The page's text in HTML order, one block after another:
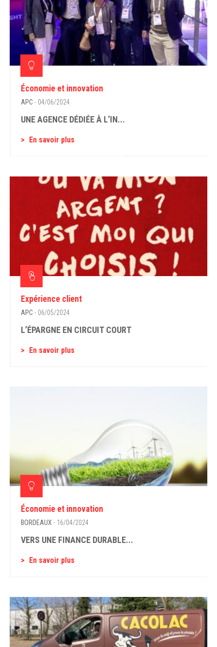
Économie et innovation
APC - 04/06/2024
UNE AGENCE DÉDIÉE À L’IN...
En savoir plus
Expérience client
APC - 06/05/2024
L’ÉPARGNE EN CIRCUIT COURT
En savoir plus
Économie et innovation
BORDEAUX - 16/04/2024
VERS UNE FINANCE DURABLE...
En savoir plus